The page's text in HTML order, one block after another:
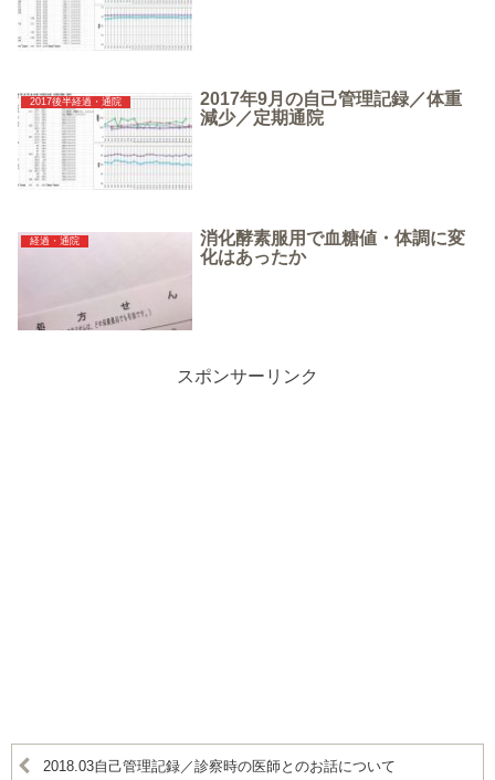
2017後半経過・通院
2017年9月の自己管理記録／体重
減少／定期通院
経過・通院
消化酵素服用で血糖値・体調に変
化はあったか
スポンサーリンク
2018.03自己管理記録／診察時の医師とのお話について